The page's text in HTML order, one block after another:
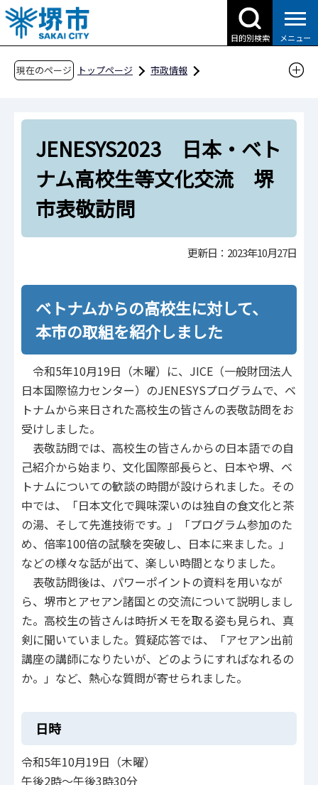
こ
の
ペ
目的別検索 メニュー
現在のページ トップページ
市政情報
JENESYS2023 日本・ベトナム高校生等文化交
JENESYS2023 日本・ベト
ナム高校生等文化交流 堺
市表敬訪問
更新日：2023年10月27日
ベトナムからの高校生に対して、
本市の取組を紹介しました
令和5年10月19日（木曜）に、JICE（一般財団法人
日本国際協力センター）のJENESYSプログラムで、ベ
トナムから来日された高校生の皆さんの表敬訪問をお
受けしました。
表敬訪問では、高校生の皆さんからの日本語での自
己紹介から始まり、文化国際部長らと、日本や堺、ベ
トナムについての歓談の時間が設けられました。その
中では、「日本文化で興味深いのは独自の食文化と茶
の湯、そして先進技術です。」「プログラム参加のた
め、倍率100倍の試験を突破し、日本に来ました。」
などの様々な話が出て、楽しい時間となりました。
表敬訪問後は、パワーポイントの資料を用いなが
ら、堺市とアセアン諸国との交流について説明しまし
た。高校生の皆さんは時折メモを取る姿も見られ、真
剣に聞いていました。質疑応答では、「アセアン出前
講座の講師になりたいが、どのようにすればなれるの
か。」など、熱心な質問が寄せられました。
日時
令和5年10月19日（木曜）
午後2時～午後3時30分